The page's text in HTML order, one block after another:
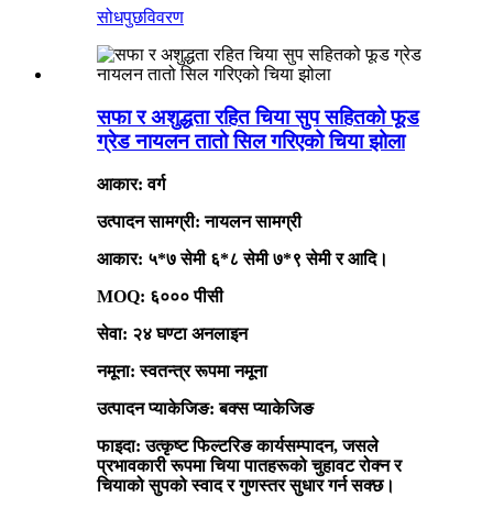
सोधपुछविवरण
सफा र अशुद्धता रहित चिया सुप सहितको फूड
ग्रेड नायलन तातो सिल गरिएको चिया झोला
आकार: वर्ग
उत्पादन सामग्री: नायलन सामग्री
आकार: ५*७ सेमी ६*८ सेमी ७*९ सेमी र आदि।
MOQ: ६००० पीसी
सेवा: २४ घण्टा अनलाइन
नमूना: स्वतन्त्र रूपमा नमूना
उत्पादन प्याकेजिङ: बक्स प्याकेजिङ
फाइदा: उत्कृष्ट फिल्टरिङ कार्यसम्पादन, जसले
प्रभावकारी रूपमा चिया पातहरूको चुहावट रोक्न र
चियाको सुपको स्वाद र गुणस्तर सुधार गर्न सक्छ।